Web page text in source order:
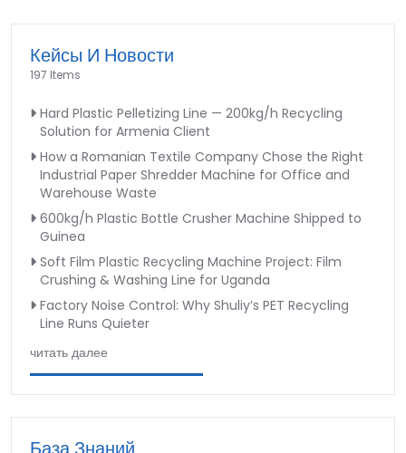
Кейсы И Новости
197 Items
Hard Plastic Pelletizing Line — 200kg/h Recycling
Solution for Armenia Client
How a Romanian Textile Company Chose the Right
Industrial Paper Shredder Machine for Office and
Warehouse Waste
600kg/h Plastic Bottle Crusher Machine Shipped to
Guinea
Soft Film Plastic Recycling Machine Project: Film
Crushing & Washing Line for Uganda
Factory Noise Control: Why Shuliy’s PET Recycling
Line Runs Quieter
читать далее